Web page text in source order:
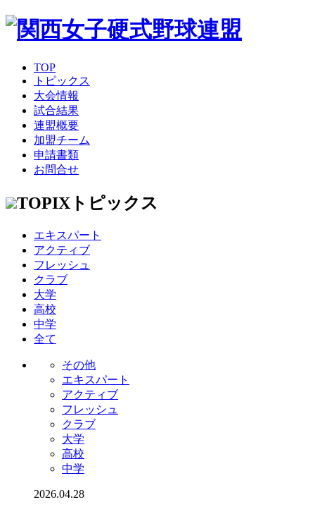
TOP
トピックス
大会情報
試合結果
連盟概要
加盟チーム
申請書類
お問合せ
TOPIX トピックス
エキスパート
アクティブ
フレッシュ
クラブ
大学
高校
中学
全て
その他
エキスパート
アクティブ
フレッシュ
クラブ
大学
高校
中学
2026.04.28